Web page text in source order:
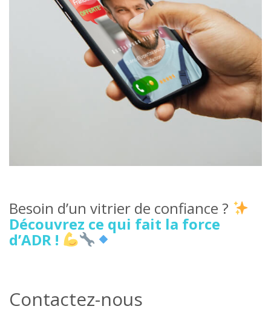
Besoin d’un vitrier de confiance ?
Découvrez ce qui fait la force
d’ADR !
Contactez-nous